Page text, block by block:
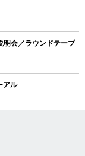
会／ラウンドテーブ
アル